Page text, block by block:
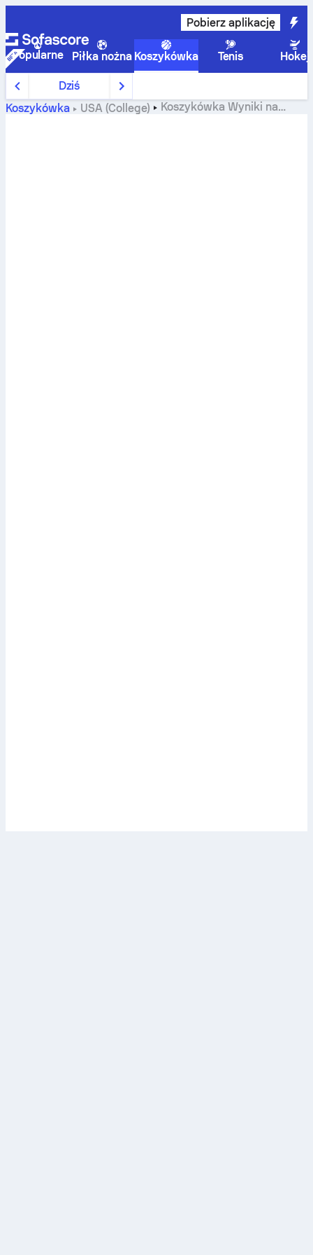
Pobierz aplikację
Popularne Piłka nożna Koszykówka Tenis Hokej
Dziś
Koszykówka
USA (College) Koszykówka Wyniki na